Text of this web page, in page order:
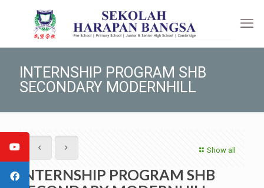
INTERNSHIP PROGRAM SHB
SECONDARY MODERNHILL
Show all
INTERNSHIP PROGRAM SHB